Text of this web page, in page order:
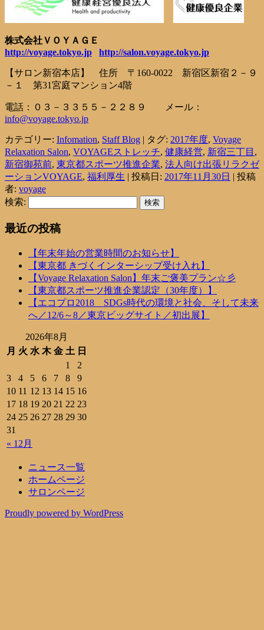
株式会社ＶＯＹＡＧＥ
http://voyage.tokyo.jp
http://salon.voyage.tokyo.jp
【サロン新宿本店】 住所 〒160-0022 新宿区新宿２－９
－１ 第31宮庭マンション4階
電話：０３－３３５５－２２８９ メール：
info@voyage.tokyo.jp
カテゴリー: Infomation, Staff Blog | タグ: 2017年度, Voyage
Relaxation Salon, VOYAGEストレッチ, 健康経営, 新宿三丁目 ,
新宿御苑前, 東京都スポーツ推進企業, 法人向け出張リラクゼ
ーションVOYAGE, 福利厚生 | 投稿日: 2017年11月30日 | 投稿
者: voyage
検索:
最近の投稿
【年末年始の営業時間のお知らせ】
【東京都 きづくインターシップ受け入れ】
【Voyage Relaxation Salon】年末ご褒美プラン☆彡
【東京都スポーツ推進企業認定（30年度）】
【エコプロ2018 SDGs時代の環境と社会、そして未来
へ／12/6～8／東京ビッグサイト／初出展】
2026年8月
月 火 水 木 金 土 日
« 12月
1
2
3
4 5 6 7 8
9
10 11 12 13 14 15 16
17 18 19 20 21 22 23
24 25 26 27 28 29 30
31
ニュース一覧
ホームページ
サロンページ
Proudly powered by WordPress